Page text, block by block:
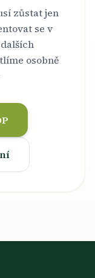
zůstat jen
se v
osobně